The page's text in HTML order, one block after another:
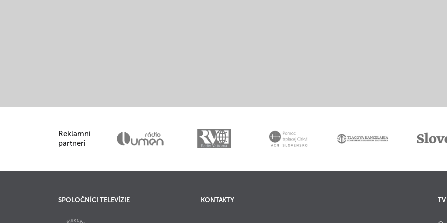
Reklamní
partneri
SPOLOČNÍCI TELEVÍZIE KONTAKTY TV